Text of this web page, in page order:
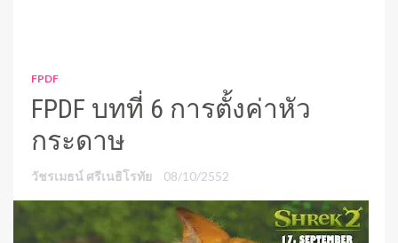
FPDF
FPDF บทที่ 6 การตั้งค่าหัว
กระดาษ
วัชรเมธน์ ศรีเนธิโรทัย 08/10/2552